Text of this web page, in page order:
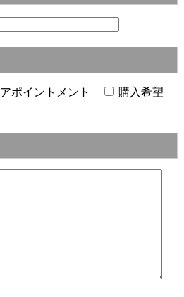
アポイントメント
購入希望